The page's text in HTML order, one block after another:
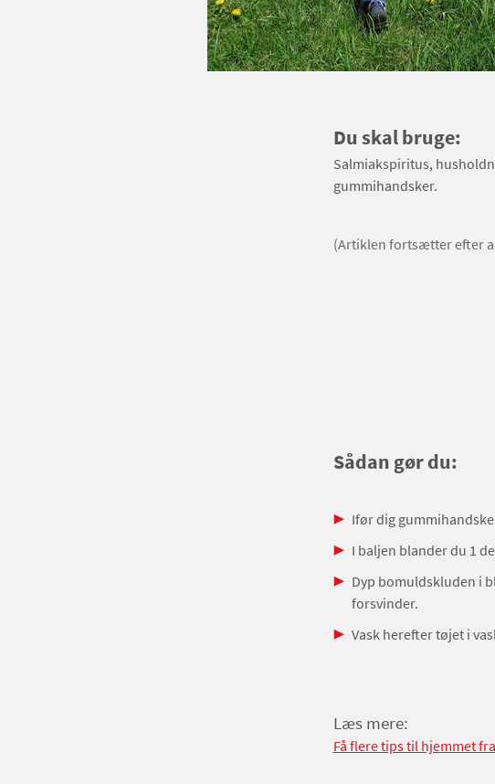
Du skal bruge:
Salmiakspiritus,
gummihandsker.
(Artiklen fortsætter efter
Sådan gør du:
Ifør dig
I baljen blander du 1
Dyp bomuldskluden i
forsvinder.
Vask herefter tøjet i
Læs mere:
Få flere tips til hjemmet